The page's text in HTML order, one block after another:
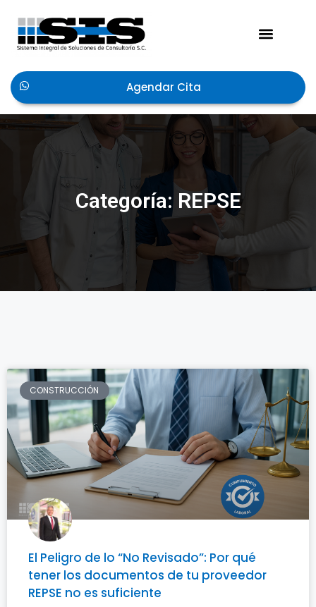
Agendar Cita
Categoría: REPSE
CONSTRUCCIÓN
El Peligro de lo “No Revisado”: Por qué
tener los documentos de tu proveedor
REPSE no es suficiente